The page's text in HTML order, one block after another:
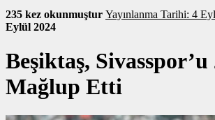
235 kez okunmuştur
Yayınlanma
Eylül 2024
Beşiktaş, Sivasspor’u
Mağlup Etti